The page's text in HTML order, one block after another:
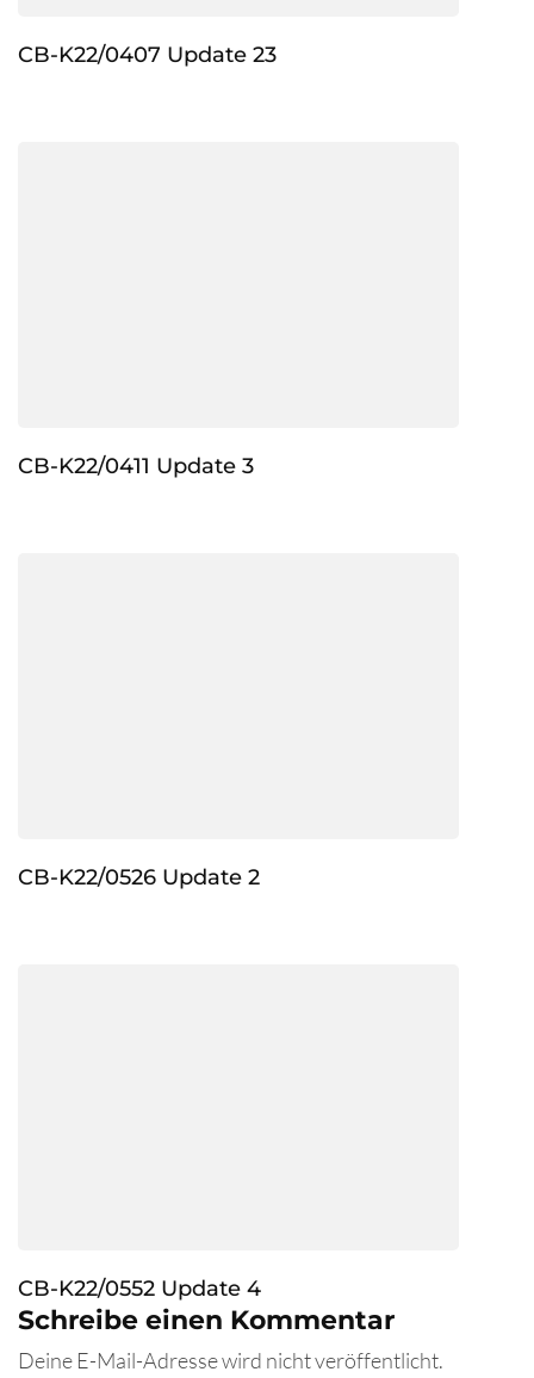
CB-K22/0407 Update 23
CB-K22/0411 Update 3
CB-K22/0526 Update 2
CB-K22/0552 Update 4
Schreibe einen Kommentar
Deine E-Mail-Adresse wird nicht veröffentlicht.